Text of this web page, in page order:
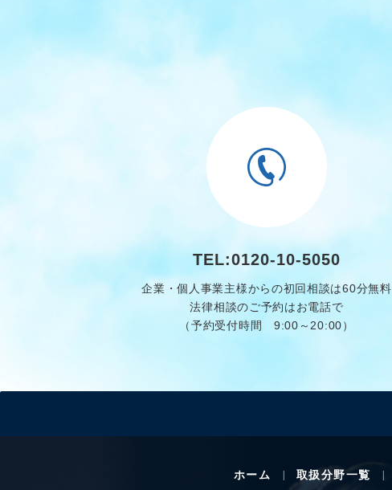
TEL:0120-10-5050
企業・個人事業主様からの初回相談は60分無料
法律相談のご予約はお電話で
（予約受付時間 9:00～20:00）
ホーム 取扱分野一覧